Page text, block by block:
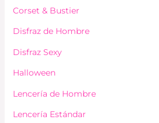
Corset & Bustier
Disfraz de Hombre
Disfraz Sexy
Halloween
Lencería de Hombre
Lencería Estándar